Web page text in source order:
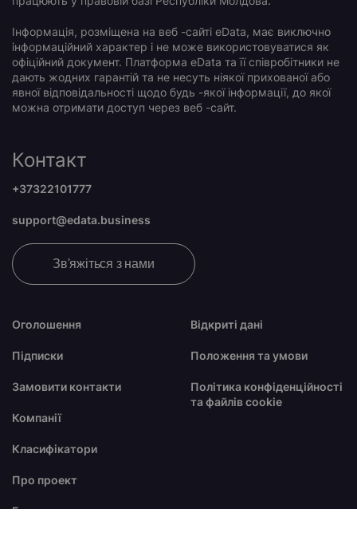
Інформація, розміщена на веб -сайті eData, має виключно
інформаційний характер і не може використовуватися як
офіційний документ. Платформа eData та її співробітники не
дають жодних гарантій та не несуть ніякої прихованої або
явної відповідальності щодо будь -якої інформації, до якої
можна отримати доступ через веб -сайт.
Оголошення
Підписки
Замовити контакти
Компанії
Класифікатори
Про проект
Блог
Відкриті дані
Положення та умови
Політика конфіденційності
та файлів cookie
Контакт
+37322101777
support@edata.business
Зв'яжіться з нами